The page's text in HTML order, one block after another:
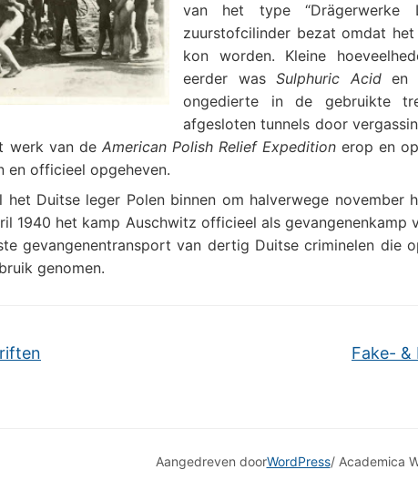
van het type “Drägerwerke
zuurstofcilinder bezat omdat
kon worden. Kleine
eerder was Sulphuric Aciden
ongedierte in de gebruikte
afgesloten tunnels door
werk van de American Polish Relief Expedition erop en
en officieel opgeheven.
het Duitse leger Polen binnen om halverwege november
1940 het kamp Auschwitz officieel als gevangenenkamp
gevangenentransport van dertig Duitse criminelen die
genomen.
Fake- &
Aangedreven doorWordPress/ Academica